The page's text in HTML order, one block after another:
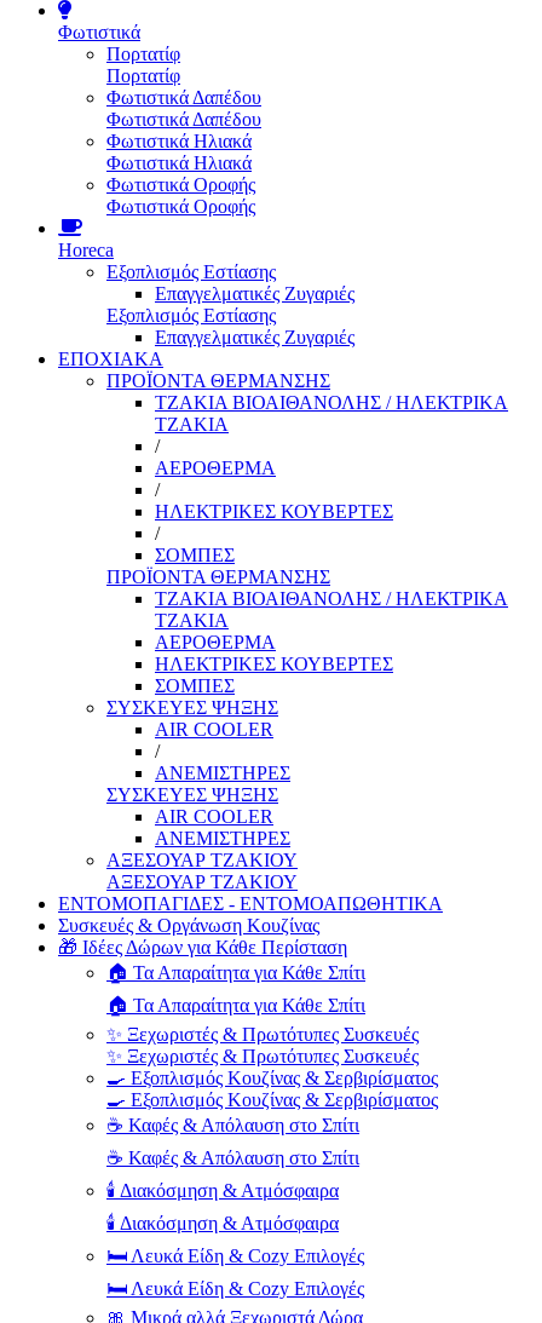
Φωτιστικά
Πορτατίφ
Πορτατίφ
Φωτιστικά Δαπέδου
Φωτιστικά Δαπέδου
Φωτιστικά Ηλιακά
Φωτιστικά Ηλιακά
Φωτιστικά Οροφής
Φωτιστικά Οροφής
Horeca
Εξοπλισμός Εστίασης
Επαγγελματικές Ζυγαριές
Εξοπλισμός Εστίασης
Επαγγελματικές Ζυγαριές
ΕΠΟΧΙΑΚΑ
ΠΡΟΪΟΝΤΑ ΘΕΡΜΑΝΣΗΣ
ΤΖΑΚΙΑ ΒΙΟΑΙΘΑΝΟΛΗΣ / ΗΛΕΚΤΡΙΚΑ
ΤΖΑΚΙΑ
/
ΑΕΡΟΘΕΡΜΑ
/
ΗΛΕΚΤΡΙΚΕΣ ΚΟΥΒΕΡΤΕΣ
/
ΣΟΜΠΕΣ
ΠΡΟΪΟΝΤΑ ΘΕΡΜΑΝΣΗΣ
ΤΖΑΚΙΑ ΒΙΟΑΙΘΑΝΟΛΗΣ / ΗΛΕΚΤΡΙΚΑ
ΤΖΑΚΙΑ
ΑΕΡΟΘΕΡΜΑ
ΗΛΕΚΤΡΙΚΕΣ ΚΟΥΒΕΡΤΕΣ
ΣΟΜΠΕΣ
ΣΥΣΚΕΥΕΣ ΨΗΞΗΣ
AIR COOLER
/
ΑΝΕΜΙΣΤΗΡΕΣ
ΣΥΣΚΕΥΕΣ ΨΗΞΗΣ
AIR COOLER
ΑΝΕΜΙΣΤΗΡΕΣ
ΑΞΕΣΟΥΑΡ ΤΖΑΚΙΟΥ
ΑΞΕΣΟΥΑΡ ΤΖΑΚΙΟΥ
ΕΝΤΟΜΟΠΑΓΙΔΕΣ - ΕΝΤΟΜΟΑΠΩΘΗΤΙΚΑ
Συσκευές & Οργάνωση Κουζίνας
🎁 Ιδέες Δώρων για Κάθε Περίσταση
🏠 Τα Απαραίτητα για Κάθε Σπίτι
🏠 Τα Απαραίτητα για Κάθε Σπίτι
✨ Ξεχωριστές & Πρωτότυπες Συσκευές
✨ Ξεχωριστές & Πρωτότυπες Συσκευές
🍳 Εξοπλισμός Κουζίνας & Σερβιρίσματος
🍳 Εξοπλισμός Κουζίνας & Σερβιρίσματος
☕ Καφές & Απόλαυση στο Σπίτι
☕ Καφές & Απόλαυση στο Σπίτι
🕯️ Διακόσμηση & Ατμόσφαιρα
🕯️ Διακόσμηση & Ατμόσφαιρα
🛏️ Λευκά Είδη & Cozy Επιλογές
🛏️ Λευκά Είδη & Cozy Επιλογές
🎀 Μικρά αλλά Ξεχωριστά Δώρα